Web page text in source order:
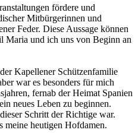
fördere und
Mitbürgerinnen und
Feder. Diese Aussage können
Maria und ich uns von Beginn an
Kapellener Schützenfamilie
war es besonders für mich
fernab der Heimat Spanien
neues Leben zu beginnen.
Schritt der Richtige war.
meine heutigen Hofdamen.